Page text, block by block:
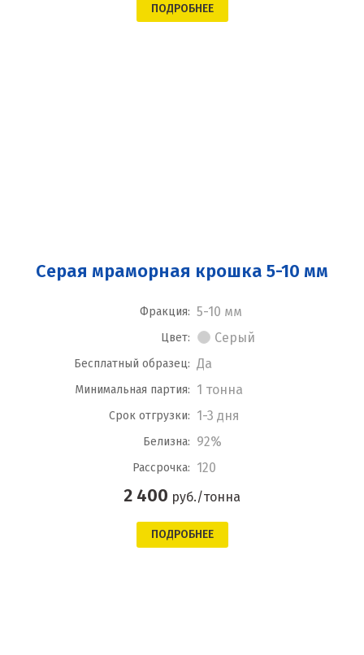
ПОДРОБНЕЕ
Серая мраморная крошка 5-10 мм
Фракция: 5-10 мм
Цвет: Серый
Бесплатный образец: Да
Минимальная партия: 1 тонна
Срок отгрузки: 1-3 дня
Белизна: 92%
Рассрочка: 120
2 400 руб./тонна
ПОДРОБНЕЕ